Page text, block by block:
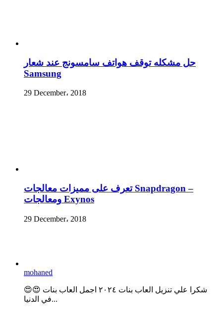
حل مشكله توقف هواتف سامسونج عند شعار
Samsung
29 December، 2018
تعرف على مميزات معالجات Snapdragon –
ومعالجات Exynos
29 December، 2018
mohaned
😍😍 شكرا علي تنزيل العاب بنات ٢٠٢٤ اجمل العاب بنات
في الدنيا...